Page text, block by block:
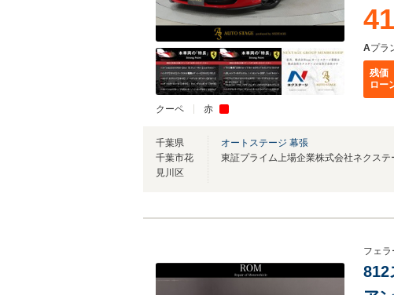
クーペ 赤
Aプラ
残価
ロー
千葉県
千葉市花
見川区
オートステージ 幕張
フェラ
812